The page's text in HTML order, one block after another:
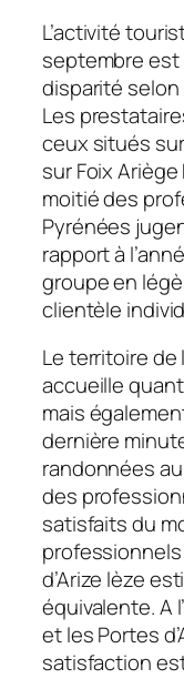
L’activité
septembre
disparité
Les
ceux situés
sur Foix
moitié des
Pyrénées
rapport à
groupe en
clientèle
Le territoire de
accueille
mais
dernière
randonnées
des
satisfaits du
d’Arize lèze
équivalente. A
et les Portes
satisfaction